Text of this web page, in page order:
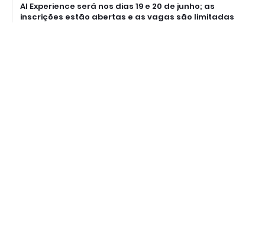
AI Experience será nos dias 19 e 20 de junho; as
inscrições estão abertas e as vagas são limitadas